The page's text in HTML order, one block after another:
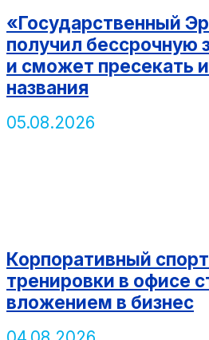
«Государственный
получил бессрочную
и сможет пресекать
названия
05.08.2026
Корпоративный
тренировки в офисе
вложением в бизнес